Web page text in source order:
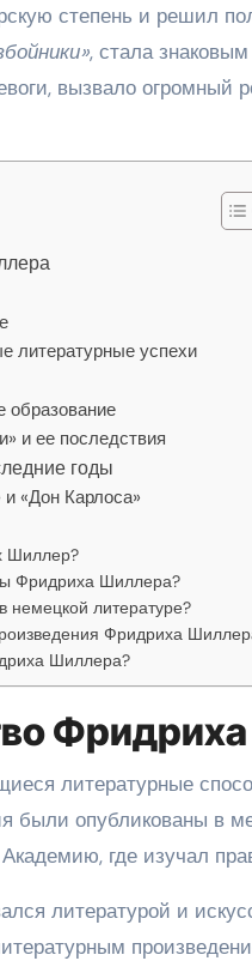
степень и решил
, стала
вызвало
литературные успехи
образование
и ее последствия
годы
«Дон Карлоса»
Шиллер?
Фридриха Шиллера?
немецкой литературе?
Фридриха
Шиллера?
литературные
были опубликованы в
где изучал
литературой и